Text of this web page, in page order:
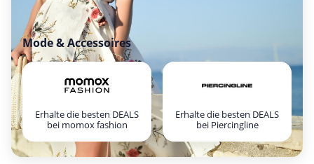
Mode & Accessoires
Erhalte die besten DEALS
bei momox fashion
Erhalte die besten DEALS
bei Piercingline